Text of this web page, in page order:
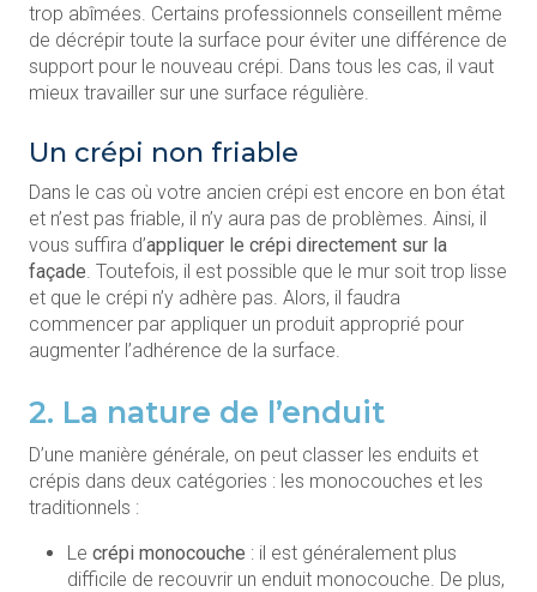
trop abîmées. Certains professionnels conseillent même
de décrépir toute la surface pour éviter une différence de
support pour le nouveau crépi. Dans tous les cas, il vaut
mieux travailler sur une surface régulière.
Un crépi non friable
Dans le cas où votre ancien crépi est encore en bon état
et n’est pas friable, il n’y aura pas de problèmes. Ainsi, il
vous suffira d’appliquer le crépi directement sur la
façade. Toutefois, il est possible que le mur soit trop lisse
et que le crépi n’y adhère pas. Alors, il faudra
commencer par appliquer un produit approprié pour
augmenter l’adhérence de la surface.
2. La nature de l’enduit
D’une manière générale, on peut classer les enduits et
crépis dans deux catégories : les monocouches et les
traditionnels :
Le crépi monocouche : il est généralement plus
difficile de recouvrir un enduit monocouche. De plus,